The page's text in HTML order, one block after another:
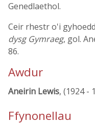
Genedlaethol.
Ceir rhestr o'i
dysg Gymraeg, gol.
86.
Awdur
Aneirin Lewis, (1924 -
Ffynonellau